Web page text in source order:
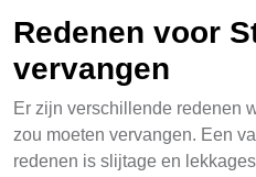
Redenen voor
vervangen
Er zijn verschillende redenen
zou moeten vervangen. Een
redenen is slijtage en